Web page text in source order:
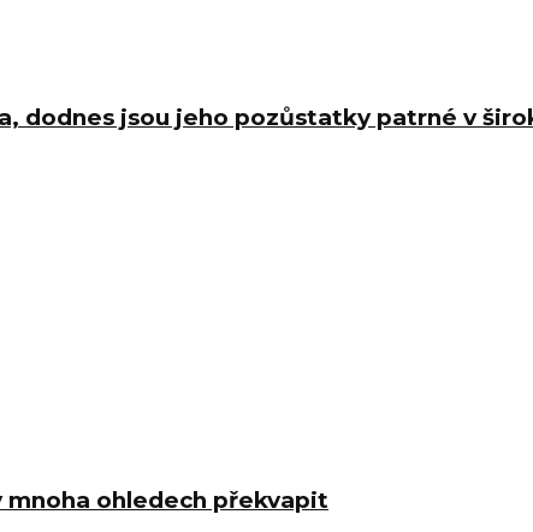
dodnes jsou jeho pozůstatky patrné v
mnoha ohledech překvapit